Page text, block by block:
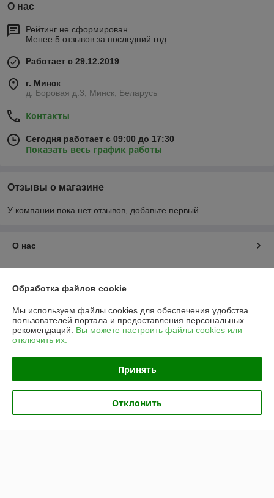
О нас
Рейтинг не сформирован
Менее 5 отзывов за последний год
Работает с 29.12.2019
г. Минск
д. Боровая д.3, Минск, Беларусь
Контакты
Сегодня работает с 09:00 до 17:30
Показать весь график работы
Отзывы о магазине
У компании пока нет отзывов, добавьте первый
О нас
График работы
Полная версия сайта
Политика обработки cookies
Сайт создан на платформе Deal.by
Обработка файлов cookie
Мы используем файлы cookies для обеспечения удобства
пользователей портала и предоставления персональных
рекомендаций. Вы можете настроить файлы cookies или
отключить их.
Принять
Отклонить